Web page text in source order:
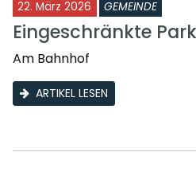
22. März 2026 GEMEINDE
Eingeschränkte
Am Bahnhof
ARTIKEL LESEN